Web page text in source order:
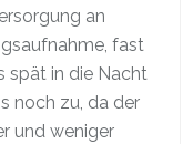
an
fast
spät in die Nacht
noch zu, da der
und weniger